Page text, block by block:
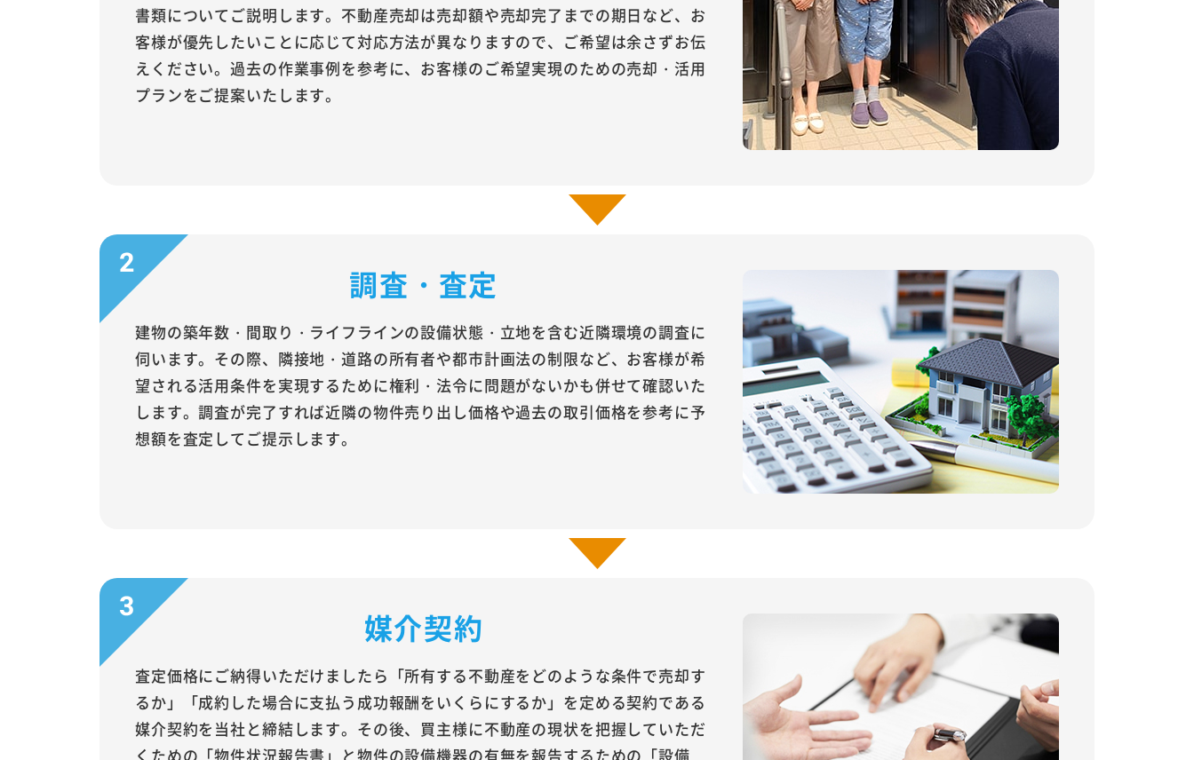
書類についてご説明します。不動産売却は売却額や売却完了までの期日など、お
客様が優先したいことに応じて対応方法が異なりますので、ご希望は余さずお伝
えください。過去の作業事例を参考に、お客様のご希望実現のための売却・活用
プランをご提案いたします。
調査・査定
建物の築年数・間取り・ライフラインの設備状態・立地を含む近隣環境の調査に
伺います。その際、隣接地・道路の所有者や都市計画法の制限など、お客様が希
望される活用条件を実現するために権利・法令に問題がないかも併せて確認いた
します。調査が完了すれば近隣の物件売り出し価格や過去の取引価格を参考に予
想額を査定してご提示します。
媒介契約
査定価格にご納得いただけましたら「所有する不動産をどのような条件で売却す
るか」「成約した場合に支払う成功報酬をいくらにするか」を定める契約である
媒介契約を当社と締結します。その後、買主様に不動産の現状を把握していただ
くための「物件状況報告書」と物件の設備機器の有無を報告するための「設備